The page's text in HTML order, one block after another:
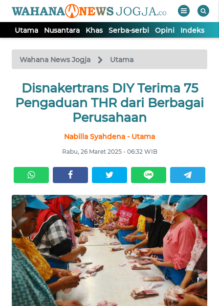
Utama Nusantara Khas Serba-serbi Opini Indeks
Wahana News Jogja Utama
Disnakertrans DIY Terima 75
Pengaduan THR dari Berbagai
Perusahaan
Nabilla Syahdena - Utama
Rabu, 26 Maret 2025 - 06:32 WIB
TV
Tutup
UTAMA
SERBA-
SERBI
OPINI
Informasi
INDEKS
BERITA
KONTAK
KAMI